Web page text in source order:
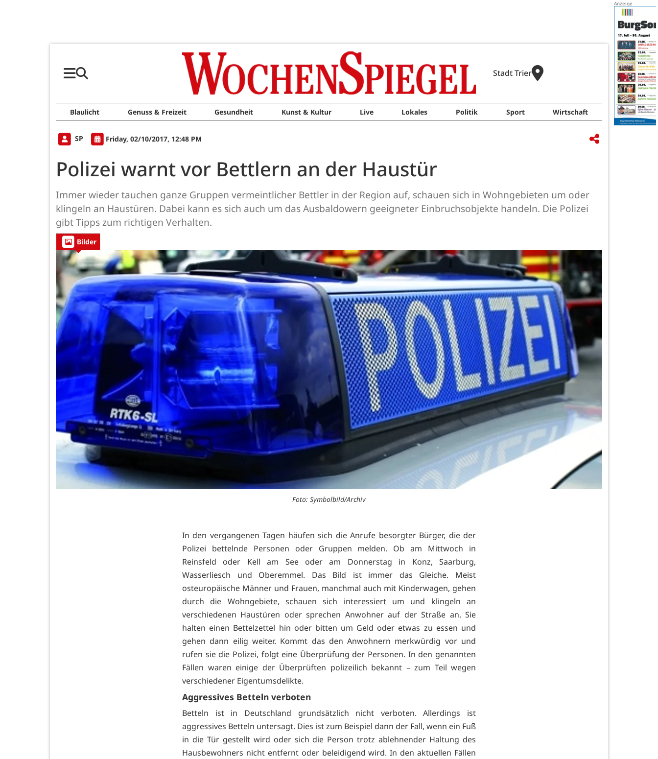
Stadt Trier
Blaulicht Genuss & Freizeit Gesundheit Kunst & Kultur Live Lokales Politik Sport Wirtschaft
SP Friday, 02/10/2017, 12:48 PM
Polizei warnt vor Bettlern an der Haustür
Immer wieder tauchen ganze Gruppen vermeintlicher Bettler in der Region auf, schauen sich in Wohngebieten um oder
klingeln an Haustüren. Dabei kann es sich auch um das Ausbaldowern geeigneter Einbruchsobjekte handeln. Die Polizei
gibt Tipps zum richtigen Verhalten.
Bilder
Foto: Symbolbild/Archiv
In den vergangenen Tagen häufen sich die Anrufe besorgter Bürger, die der
Polizei bettelnde Personen oder Gruppen melden. Ob am Mittwoch in
Reinsfeld oder Kell am See oder am Donnerstag in Konz, Saarburg,
Wasserliesch und Oberemmel. Das Bild ist immer das Gleiche. Meist
osteuropäische Männer und Frauen, manchmal auch mit Kinderwagen, gehen
durch die Wohngebiete, schauen sich interessiert um und klingeln an
verschiedenen Haustüren oder sprechen Anwohner auf der Straße an. Sie
halten einen Bettelzettel hin oder bitten um Geld oder etwas zu essen und
gehen dann eilig weiter. Kommt das den Anwohnern merkwürdig vor und
rufen sie die Polizei, folgt eine Überprüfung der Personen. In den genannten
Fällen waren einige der Überprüften polizeilich bekannt – zum Teil wegen
verschiedener Eigentumsdelikte.
Aggressives Betteln verboten
Betteln ist in Deutschland grundsätzlich nicht verboten. Allerdings ist
aggressives Betteln untersagt. Dies ist zum Beispiel dann der Fall, wenn ein Fuß
in die Tür gestellt wird oder sich die Person trotz ablehnender Haltung des
Hausbewohners nicht entfernt oder beleidigend wird. In den aktuellen Fällen